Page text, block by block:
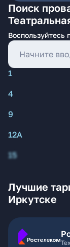
Поиск
Воспользуйтесь
1
4
9
12А
15
Лучшие
Иркутске